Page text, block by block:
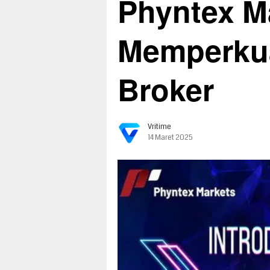
Phyntex
Broker
Vritime
14 Maret 2025